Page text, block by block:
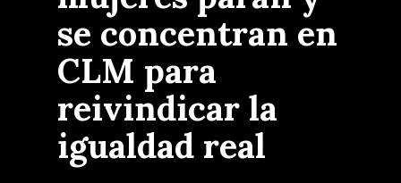
se concentran en
CLM para
reivindicar la
igualdad real